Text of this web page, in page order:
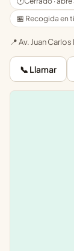
🏪 Recogida en
📍 Av. Juan
📞 Llamar